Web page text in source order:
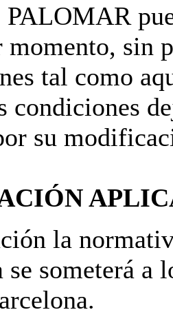
PALOMAR
momento, sin
tal como
condiciones
su
la
someterá a